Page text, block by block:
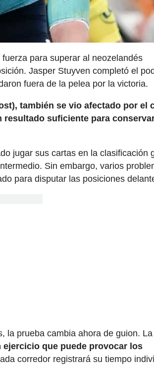
para superar al neozelandés
Jasper Stuyven completó el
fuera de la pelea por la victoria.
también se vio afectado por el
suficiente para
jugar sus cartas en la clasificación
Sin embargo, varios
para disputar las posiciones
la prueba cambia ahora de guion. La
que puede provocar los
corredor registrará su tiempo